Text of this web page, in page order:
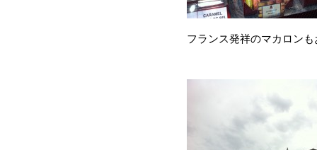
フランス発祥のマカロン